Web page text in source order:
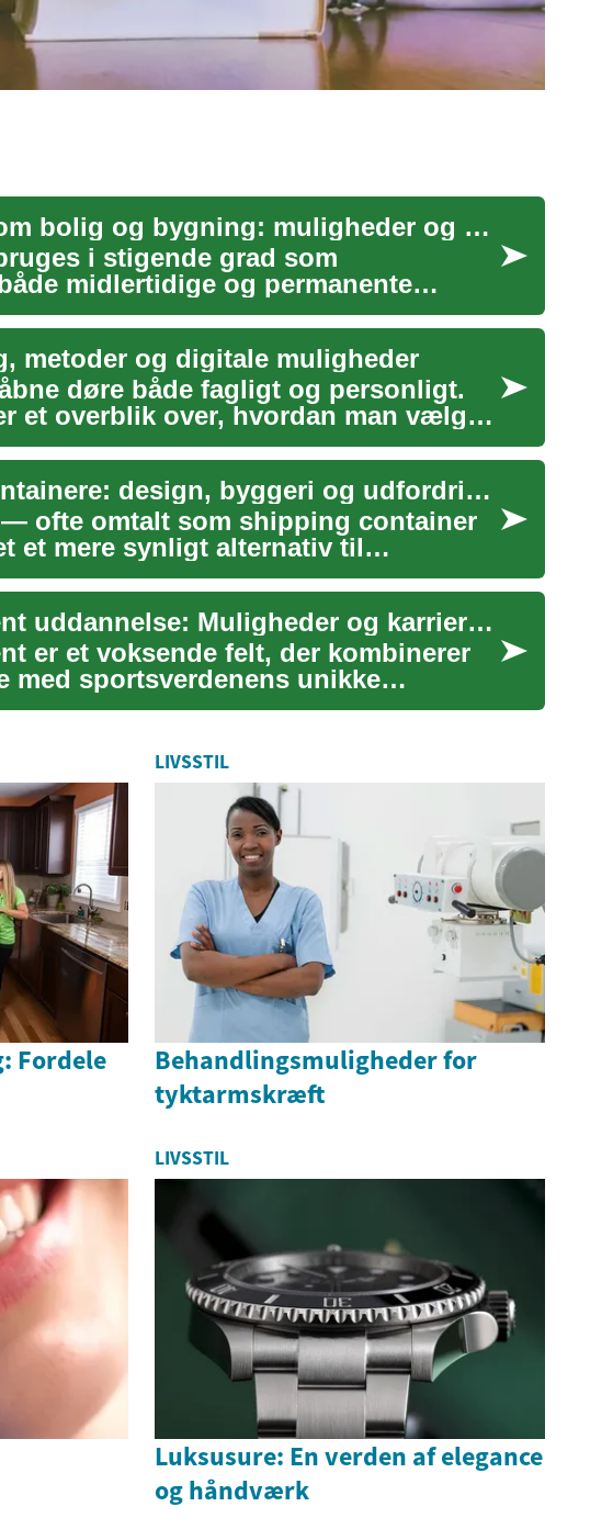
Skibscontainer som bolig og bygning: muligheder og udfordringer
i stigende grad som
midlertidige og permanente
tilbyd...
metoder og digitale muligheder
døre både fagligt og personligt.
et overblik over, hvordan man vælger
Boliger af fragtcontainere: design, byggeri og udfordringer
ofte omtalt som shipping container
et mere synligt alternativ til
Sportsmanagement uddannelse: Muligheder og karriereveje
er et voksende felt, der kombinerer
med sportsverdenens unikke
Fordele
LIVSSTIL
Behandlingsmuligheder for
tyktarmskræft
LIVSSTIL
Luksusure: En verden af elegance
og håndværk